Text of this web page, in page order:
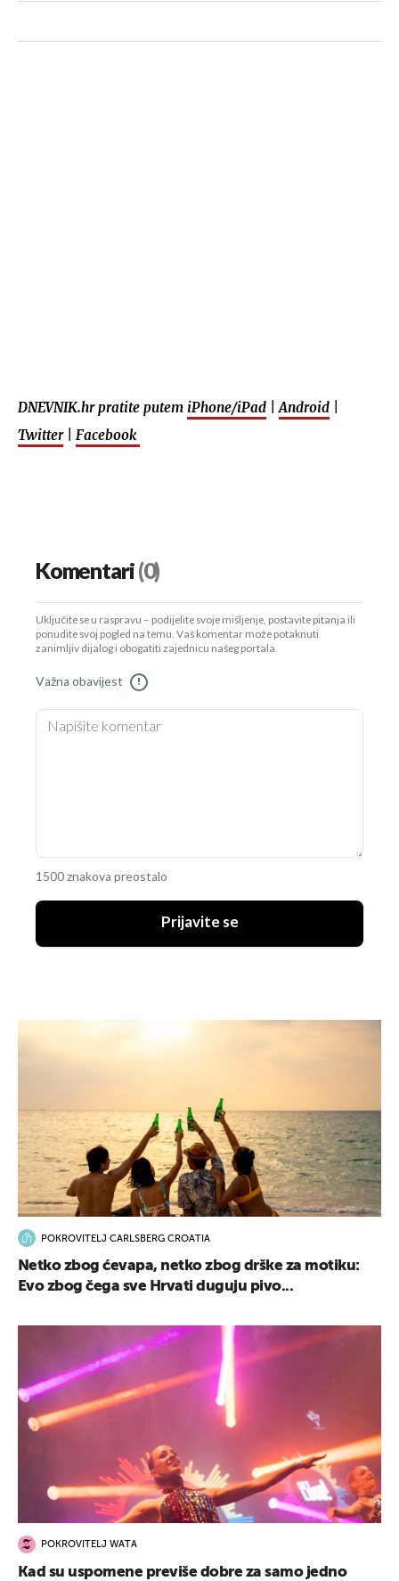
DNEVNIK.hr pratite putem iPhone/iPad Android
Twitter| Facebook
Komentari(0)
Uključite se u raspravu – podijelite svoje mišljenje, postavite pitanja ili
ponudite svoj pogled na temu. Vaš komentar može potaknuti
zanimljiv dijalog i obogatiti zajednicu našeg portala.
Važna obavijest !
1500 znakova preostalo
Prijavite se
POKROVITELJ CARLSBERG CROATIA
Netko zbog ćevapa, netko zbog drške za motiku:
Evo zbog čega sve Hrvati duguju pivo...
POKROVITELJ WATA
Kad su uspomene previše dobre za samo jedno